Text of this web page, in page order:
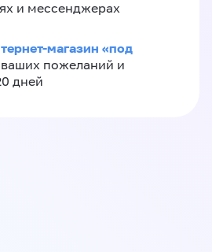
и мессенджерах
магазин «‎под
пожеланий и
дней